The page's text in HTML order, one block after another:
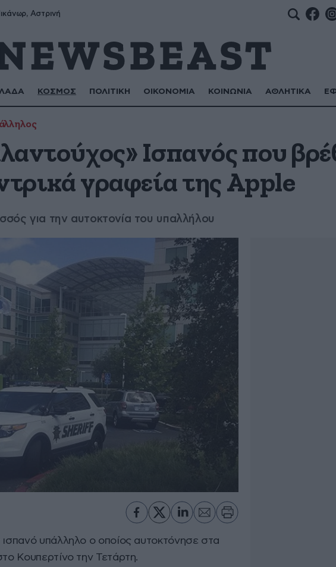
Αστρινή
ΚΟΣΜΟΣ ΠΟΛΙΤΙΚΗ ΟΙΚΟΝΟΜΙΑ ΚΟΙΝΩΝΙΑ ΑΘΛΗΤΙΚΑ
Ισπανός που
γραφεία της Apple
για την αυτοκτονία του υπαλλήλου
υπάλληλο ο οποίος αυτοκτόνησε στα
Κουπερτίνο την Τετάρτη.